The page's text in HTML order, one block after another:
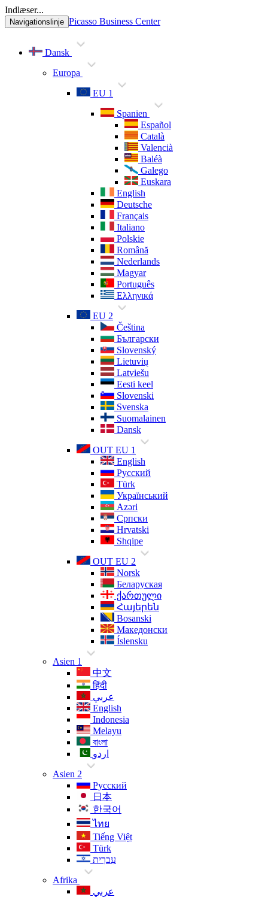
Indlæser...
Navigationslinje Picasso Business Center
Dansk
Europa
EU 1
Spanien
Español
Català
Valencià
Baléà
Galego
Euskara
English
Deutsche
Français
Italiano
Polskie
Română
Nederlands
Magyar
Português
Ελληνικά
EU 2
Čeština
Български
Slovenský
Lietuvių
Latviešu
Eesti keel
Slovenski
Svenska
Suomalainen
Dansk
OUT EU 1
English
Русский
Türk
Український
Azəri
Српски
Hrvatski
Shqipe
OUT EU 2
Norsk
Беларуская
ქართული
Հայերեն
Bosanski
Македонски
Íslensku
Asien 1
中文
हिंदी
عربي
English
Indonesia
Melayu
বাংলা
اردو
Asien 2
Русский
日本
한국어
ไทย
Tiếng Việt
Türk
עִברִית
Afrika
عربي